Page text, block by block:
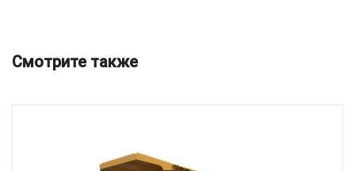
Смотрите также